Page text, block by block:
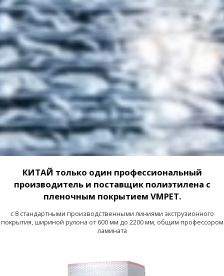
КИТАЙ только один профессиональный
производитель и поставщик полиэтилена с
пленочным покрытием VMPET.
с 8 стандартными производственными линиями экструзионного
покрытия, шириной рулона от 600 мм до 2200 мм, общим профессором
ламината